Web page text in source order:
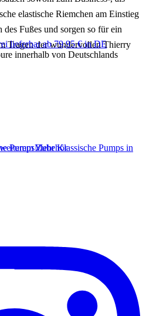
elastische Riemchen am Einstieg
Fußes und sorgen so für ein
Tragen der wundervollen Thierry
lieferbar ab 79,95 € in DE
innerhalb von Deutschlands
Zubehör
PumpsMehr Klassische Pumps in